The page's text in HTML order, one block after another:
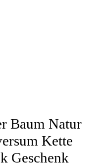
Baum Natur
Kette
Geschenk